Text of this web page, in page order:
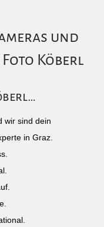
und
Köberl
wir sind dein
in Graz.